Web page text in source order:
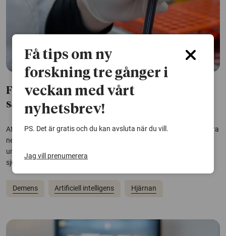
Flera kognitiva sjukdomar kan ses i
samma blodprov
Att ställa rätt diagnos vid kognitiv svikt är komplicerat eftersom flera
neurodegenerativa sjukdomar liknar varandra. Forskare vid Lunds
universitet har nu utvecklat en AI-modell som kan upptäcka flera
sjukdomar med ett enda blodprov.
Demens Artificiell intelligens Hjärnan
Få tips om ny
forskning tre gånger i
veckan med vårt
nyhetsbrev!
PS. Det är gratis och du kan avsluta när du vill.
Jag vill prenumerera